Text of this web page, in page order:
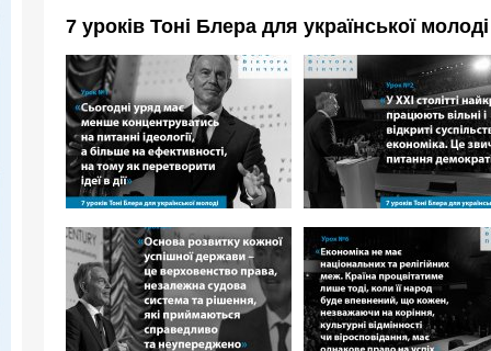
7 уроків Тоні Блера для української